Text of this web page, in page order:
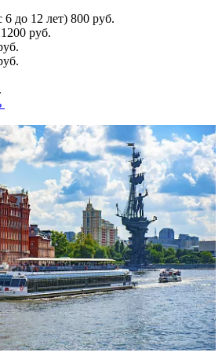
6 до 12 лет) 800 руб.
1200 руб.